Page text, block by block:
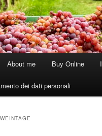
About me Buy Online
dei dati personali